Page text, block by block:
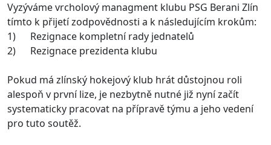
Vyzýváme vrcholový managment klubu PSG Berani Zlín
tímto k přijetí zodpovědnosti a k následujícím krokům:
1) Rezignace kompletní rady jednatelů
2) Rezignace prezidenta klubu
Pokud má zlínský hokejový klub hrát důstojnou roli
alespoň v první lize, je nezbytně nutné již nyní začít
systematicky pracovat na přípravě týmu a jeho vedení
pro tuto soutěž.